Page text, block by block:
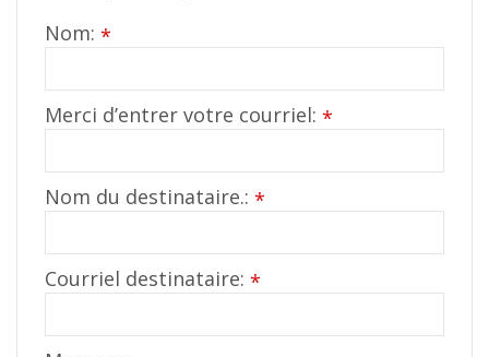
Nom: *
Merci d’entrer votre courriel: *
Nom du destinataire.: *
Courriel destinataire: *